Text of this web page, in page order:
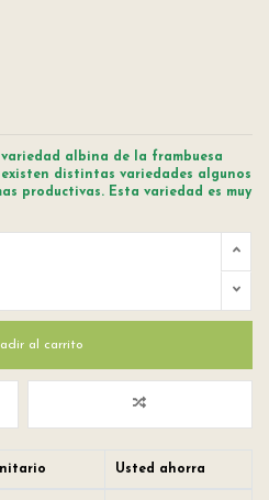
albina de la frambuesa
distintas variedades algunos
productivas. Esta variedad es muy
al carrito
Usted ahorra